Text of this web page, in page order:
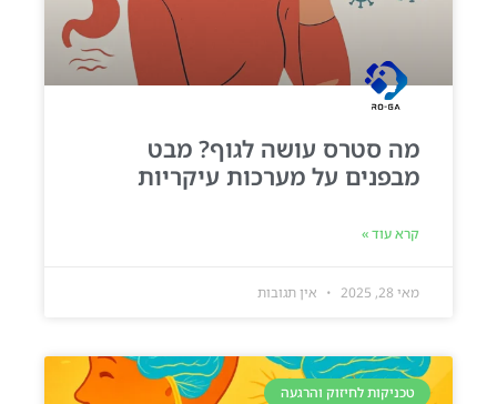
מה סטרס עושה לגוף? מבט
מבפנים על מערכות עיקריות
קרא עוד »
מאי 28, 2025 אין תגובות
טכניקות לחיזוק והרגעה